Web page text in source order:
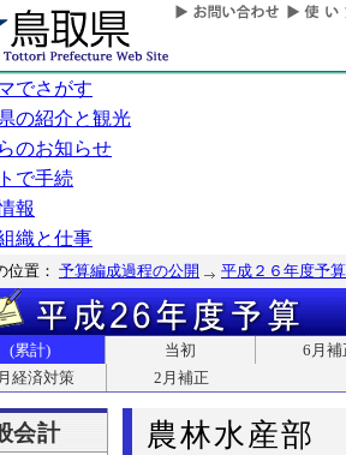
でさがす
の紹介と観光
のお知らせ
で手続
報
織と仕事
位置： 予算編成過程の公開 平成２６年度予算
(累計) 当初
6月補
経済対策
2月補正
会計 農林水産部